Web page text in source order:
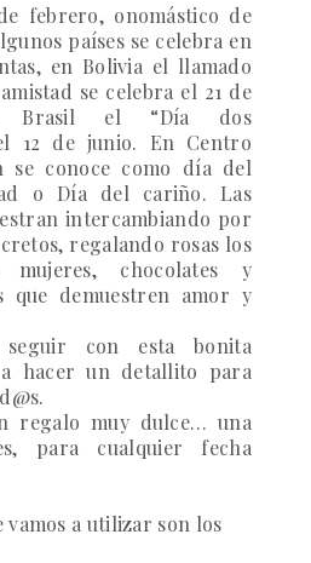
febrero, onomástico de
países se celebra en
en Bolivia el llamado
se celebra el 21 de
Brasil el “Día dos
12 de junio. En Centro
conoce como día del
o Día del cariño. Las
intercambiando por
regalando rosas los
chocolates y
que demuestren amor y
con esta bonita
hacer un detallito para
regalo muy dulce… una
para cualquier fecha
vamos a utilizar son los